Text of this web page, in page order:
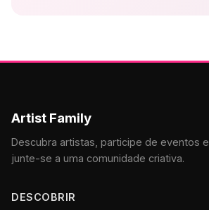
Artist Family
Descubra artistas, participe de eventos e
junte-se a uma comunidade criativa.
DESCOBRIR